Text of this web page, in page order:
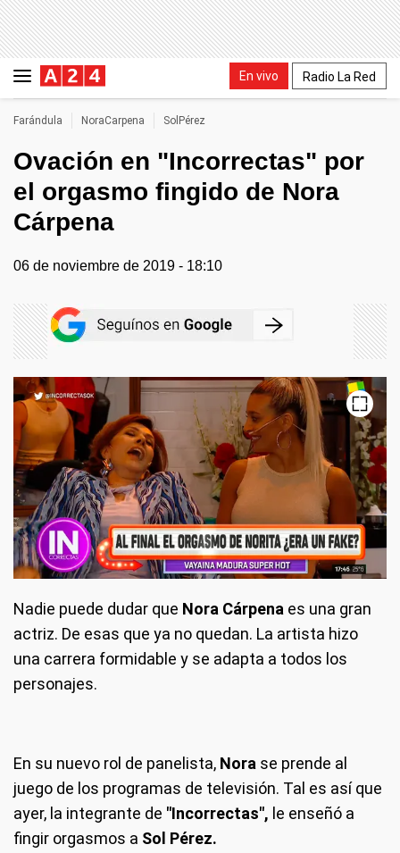
En vivo Radio La Red
Farándula NoraCarpena SolPérez
Ovación en "Incorrectas" por
el orgasmo fingido de Nora
Cárpena
06 de noviembre de 2019 - 18:10
Nadie puede dudar que Nora Cárpena es una gran
actriz. De esas que ya no quedan. La artista hizo
una carrera formidable y se adapta a todos los
personajes.
En su nuevo rol de panelista, Nora se prende al
juego de los programas de televisión. Tal es así que
ayer, la integrante de "Incorrectas", le enseñó a
fingir orgasmos a Sol Pérez.